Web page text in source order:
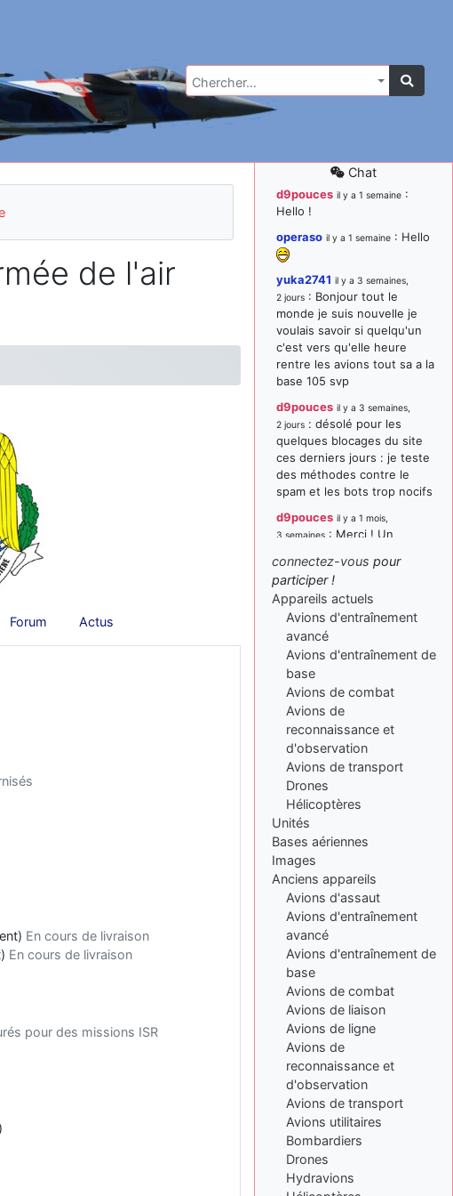
Chercher…
de l'air
Forum Actus
En cours de livraison
En cours de livraison
pour des missions ISR
Chat
d9pouces il y a 1 semaine :
Hello !
operaso il y a 1 semaine : Hello
yuka2741 il y a 3 semaines,
2 jours : Bonjour tout le
monde je suis nouvelle je
voulais savoir si quelqu'un
c'est vers qu'elle heure
rentre les avions tout sa a la
base 105 svp
d9pouces il y a 3 semaines,
2 jours : désolé pour les
quelques blocages du site
ces derniers jours : je teste
des méthodes contre le
spam et les bots trop nocifs
d9pouces il y a 1 mois,
3 semaines : Merci ! Un
paxwax il y a 1 mois, 3 semaines
Super, la nouvelle bannière
d9pouces il y a 2 mois,
1 semaine: je suis un
avion@,._,+ > lesquels ? je
ne suis pas sûr de
comprendre
d9pouces il y a 2 mois,
1 semaine: ouakamois > si tu
parles du sujet sur l'Armée
de l'Air, bien sûr que oui !
je suis un avion@,._,+
2 mois, 1 semaine: Bonjour je
viens d'arriver il y a
quelques moi et quelques
avions n'ont pas les mêmes
noms qu'aujourd'hui
ouakamois il y a 2 mois,
2 semaines: Bonjourà toutes
et à tous.en espérantque
ces quelques images du
Pays Basque vous auront
plu ; Agur…
d9pouces il y a 2 mois,
2 semaines: Je me rattraperai
à la Ferté samedi
d9pouces il y a 2 mois,
2 semaines:
Malheureusement non
peu trop loin pour moi !
fox_50 il y a 2 mois, 2 semaines
Bonjour, certains parmis
vous étaient-ils présent au
connectez-vous pour
participer !
Appareils actuels
Avions d'entraînement
avancé
Avions d'entraînement de
base
Avions de combat
Avions de
reconnaissance et
d'observation
Avions de transport
Drones
Hélicoptères
Unités
Bases aériennes
Images
Anciens appareils
Avions d'assaut
Avions d'entraînement
avancé
Avions d'entraînement de
base
Avions de combat
Avions de liaison
Avions de ligne
Avions de
reconnaissance et
d'observation
Avions de transport
Avions utilitaires
Bombardiers
Drones
Hydravions